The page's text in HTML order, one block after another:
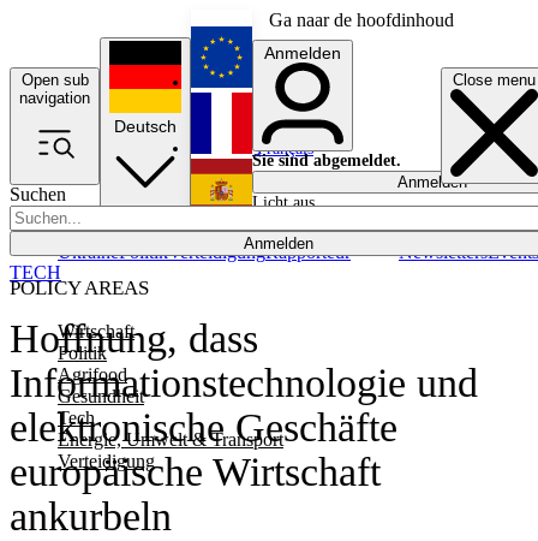
Ga naar de hoofdinhoud
Open sub
navigation
Close menu
Suchen
Anmelden
POLICY AREAS
Wirtschaft
Politik
Agrifood
Gesundheit
Tech
Energie, Umwelt & Transport
Verteidigung
UkrainePolitikVerteidigungRapporteur NewslettersEvents
Deutsch
English
Français
Anmelden
Sie sind abgemeldet.
Anmelden
Licht aus
Hoffnung, dass
Informationstechnologie und
elektronische Geschäfte
europäische Wirtschaft
ankurbeln
TECH